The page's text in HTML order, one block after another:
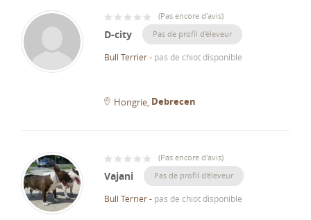
(Pas encore d'avis)
D-city Pas de profil d'éleveur
Bull Terrier- pas de chiot disponible
Hongrie Debrecen
(Pas encore d'avis)
Vajani Pas de profil d'éleveur
Bull Terrier- pas de chiot disponible